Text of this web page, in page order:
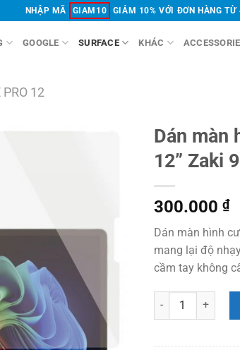
NHẬP MÃ GIAM10 GIẢM 10% VỚI ĐƠN HÀNG TỪ
GOOGLE SURFACE KHÁC
PRO 12
Dán màn
12” Zaki
300.000 ₫
Dán màn hình
mang lại độ
cầm tay không
Dán màn hình